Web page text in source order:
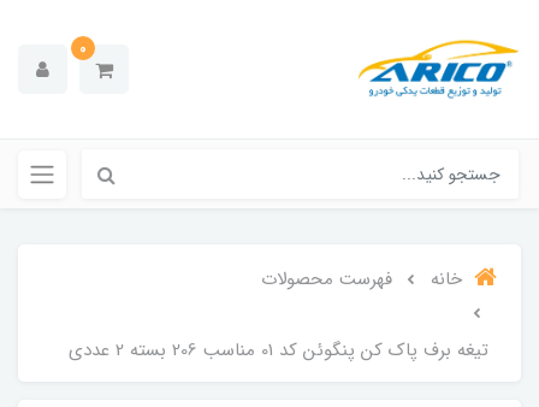
0
خانه فهرست محصولات
تیغه برف پاک کن پنگوئن کد 01 مناسب 206 بسته 2 عددی